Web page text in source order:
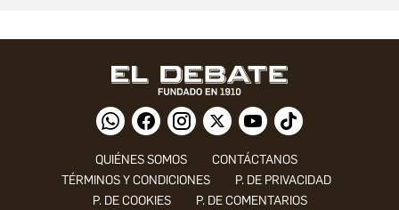
QUIÉNES SOMOS
CONTÁCTANOS
TÉRMINOS Y CONDICIONES
P. DE PRIVACIDAD
P. DE COOKIES
P. DE COMENTARIOS